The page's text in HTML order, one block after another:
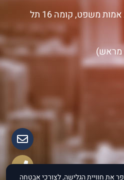
רח' שאול המלך 8, בית אמות משפט, קומה 16 תל
מראש)
את חוויית הגלישה, לצורכי אבטחה